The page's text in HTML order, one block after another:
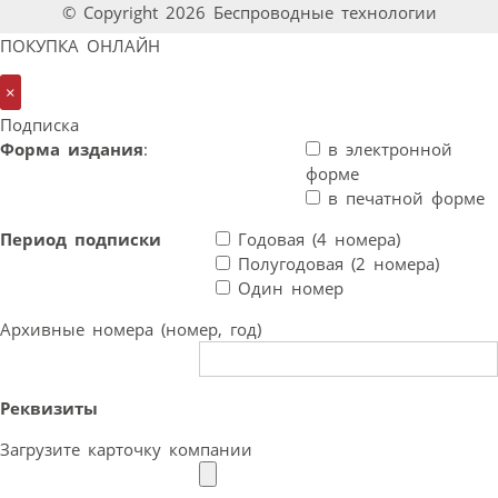
© Copyright 2026 Беспроводные технологии
ПОКУПКА ОНЛАЙН
×
Подписка
Форма издания:
в электронной
форме
в печатной форме
Период подписки
Годовая (4 номера)
Полугодовая (2 номера)
Один номер
Архивные номера (номер, год)
Реквизиты
Загрузите карточку компании